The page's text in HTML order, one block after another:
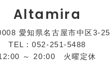
Altamira
愛知県名古屋市中区3-
TEL : 052-251-5488
～ 20:00 火曜定休